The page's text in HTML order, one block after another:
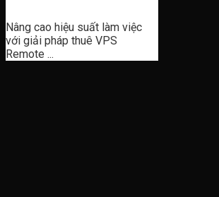
Nâng cao hiệu suất làm việc
với giải pháp thuê VPS
Remote ...